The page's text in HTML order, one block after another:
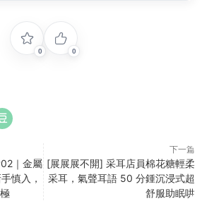
0 0
｜金屬
慎入，
下一篇
[展展展不開] 采耳店員棉花糖輕柔
采耳，氣聲耳語 50 分鍾沉浸式超
舒服助眠哄